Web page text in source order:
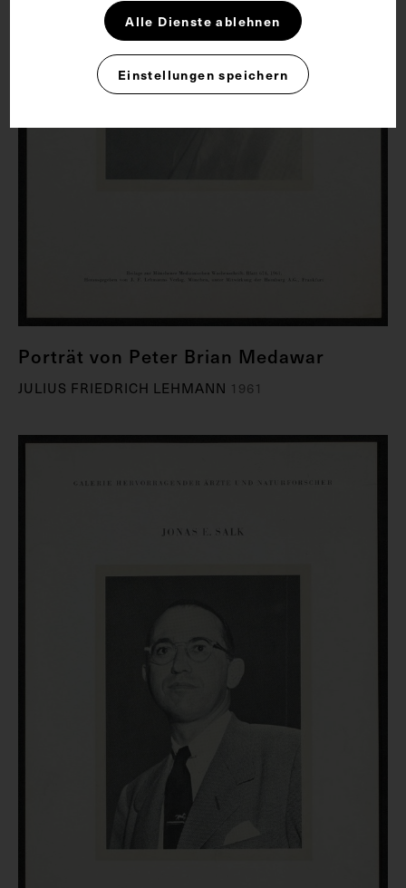
Porträt von Peter Brian Medawar
JULIUS FRIEDRICH LEHMANN 1961
Alle Dienste ablehnen
Einstellungen speichern